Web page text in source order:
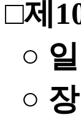
□제
○
○